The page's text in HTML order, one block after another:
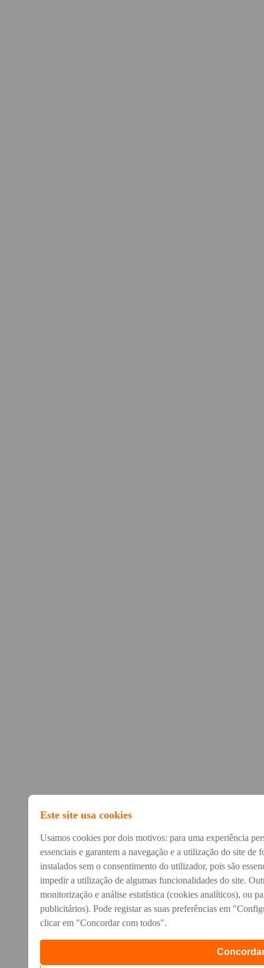
Este site usa cookies
Usamos cookies por dois motivos: para uma experiência
essenciais e garantem a navegação e a utilização do site de
instalados sem o consentimento do utilizador, pois são
impedir a utilização de algumas funcionalidades do site.
monitorização e análise estatística (cookies analíticos), ou
publicitários). Pode registar as suas preferências em
clicar em "Concordar com todos".